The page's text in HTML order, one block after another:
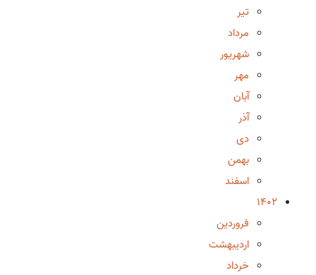
تیر
مرداد
شهریور
مهر
آبان
آذر
دی
بهمن
اسفند
1402
فروردین
اردیبهشت
خرداد